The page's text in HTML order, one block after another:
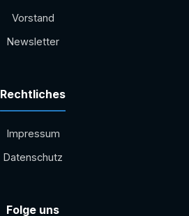
Vorstand
Newsletter
Rechtliches
Impressum
Datenschutz
Folge uns